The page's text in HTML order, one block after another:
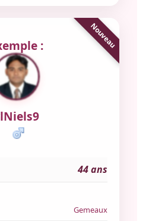
:
44 ans
Gemeaux